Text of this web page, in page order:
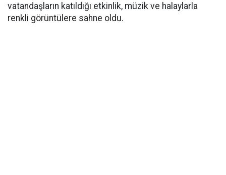
vatandaşların katıldığı etkinlik, müzik ve halaylarla
renkli görüntülere sahne oldu.